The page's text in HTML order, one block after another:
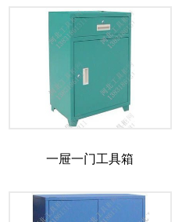
一屉一门工具箱